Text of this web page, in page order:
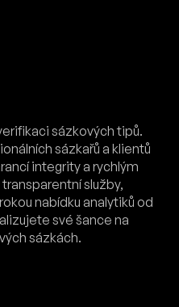
sázkových tipů.
sázkařů a klientů
integrity a rychlým
služby,
nabídku analytiků od
své šance na
sázkách.